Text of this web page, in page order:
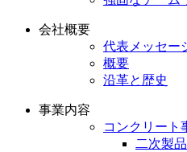
会社概要
代表メッセー
概要
沿革と歴史
事業内容
コンクリート
二次製